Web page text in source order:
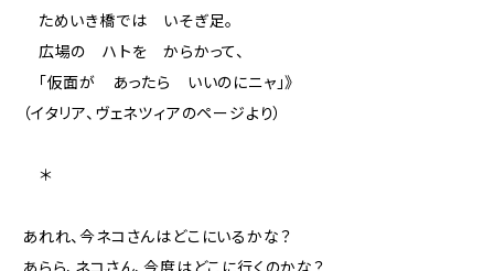
ためいき橋では いそぎ足。
広場の ハトを からかって、
「仮面が あったら いいのにニャ」》
（イタリア、ヴェネツィアのページより）
＊
あれれ、今ネコさんはどこにいるかな？
あらら、ネコさん、今度はどこに行くのかな？